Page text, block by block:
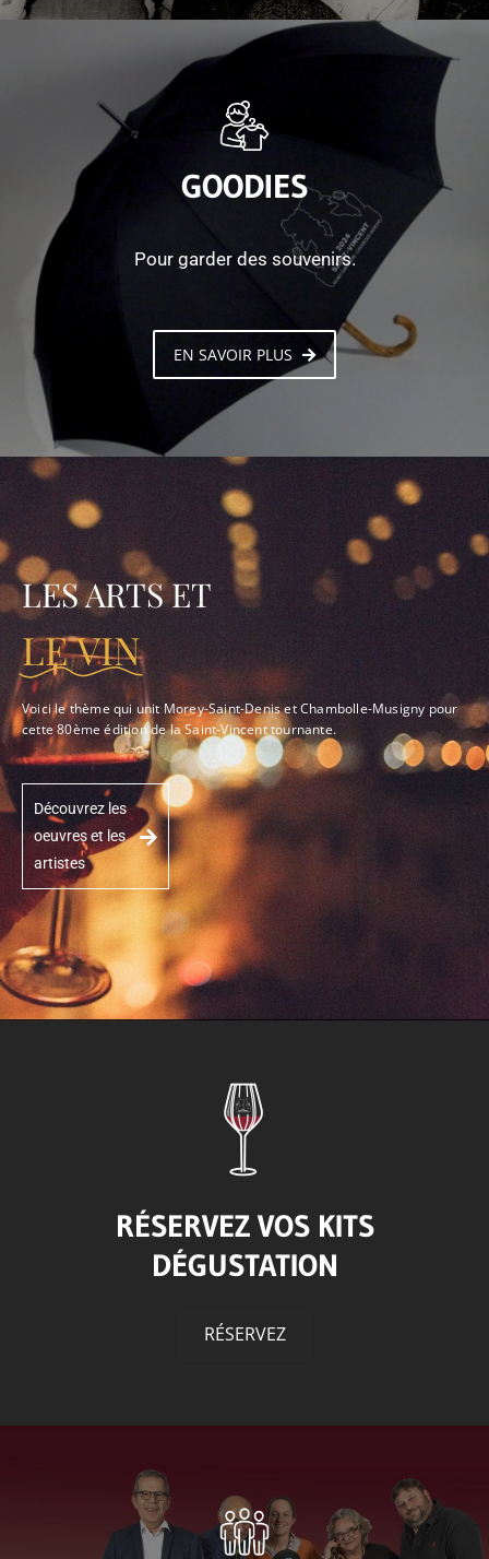
GOODIES
Pour garder des souvenirs.
EN SAVOIR PLUS
LES ARTS ET
LE VIN
Voici le thème qui unit Morey-Saint-Denis et Chambolle-Musigny pour
cette 80ème édition de la Saint-Vincent tournante.
Découvrez les
oeuvres et les
artistes
RÉSERVEZ VOS KITS
DÉGUSTATION
RÉSERVEZ